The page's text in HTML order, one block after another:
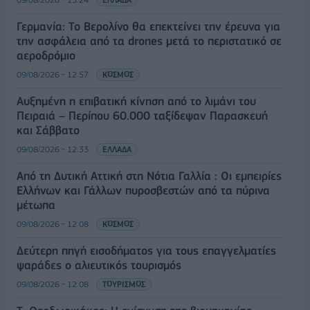
Γερμανία: Το Βερολίνο θα επεκτείνει την έρευνα για
την ασφάλεια από τα drones μετά το περιστατικό σε
αεροδρόμιο
09/08/2026 - 12:57 ΚΟΣΜΟΣ
Αυξημένη η επιβατική κίνηση από το λιμάνι του
Πειραιά – Περίπου 60.000 ταξίδεψαν Παρασκευή
και Σάββατο
09/08/2026 - 12:33 ΕΛΛΑΔΑ
Από τη Δυτική Αττική στη Νότια Γαλλία : Οι εμπειρίες
Ελλήνων και Γάλλων πυροσβεστών από τα πύρινα
μέτωπα
09/08/2026 - 12:08 ΚΟΣΜΟΣ
Δεύτερη πηγή εισοδήματος για τους επαγγελματίες
ψαράδες ο αλιευτικός τουρισμός
09/08/2026 - 12:08 ΤΟΥΡΙΣΜΟΣ